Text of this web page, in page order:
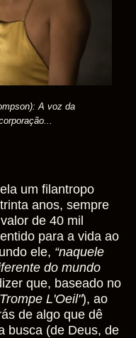
A voz da
um filantropo
anos, sempre
de 40 mil
para a vida ao
ele, “naquele
do mundo
que, baseado no
L'Oeil"), ao
de algo que dê
busca (de Deus, de